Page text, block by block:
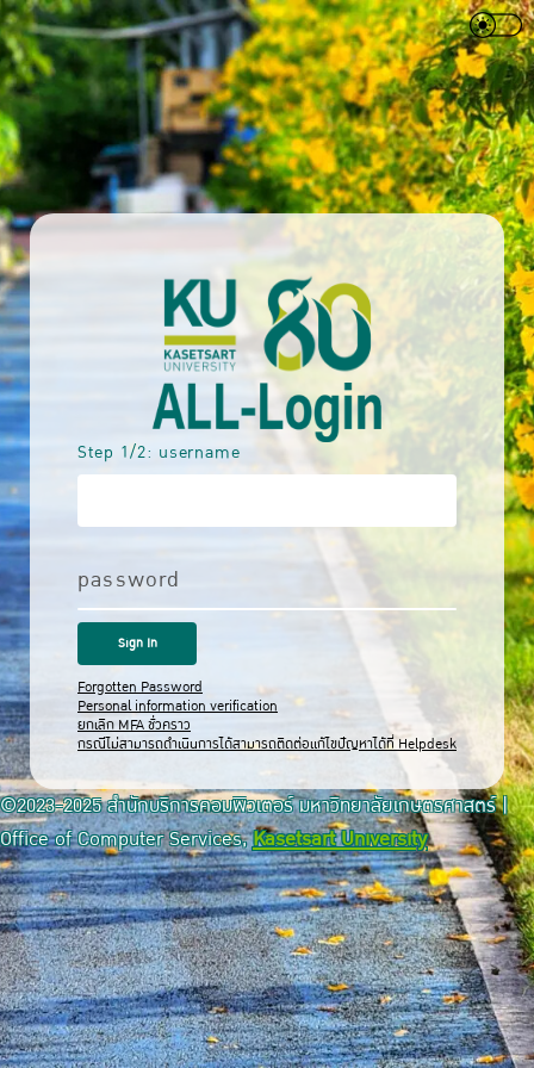
Step 1/2: username
password
Forgotten Password
Personal information verification
ยกเลิก MFA ชั่วคราว
กรณีไม่สามารถดำเนินการได้สามารถติดต่อแก้ไขปัญหาได้ที่ Helpdesk
©2023-2025 สำนักบริการคอมพิวเตอร์ มหาวิทยาลัยเกษตรศาสตร์ |
Office of Computer Services,Kasetsart University